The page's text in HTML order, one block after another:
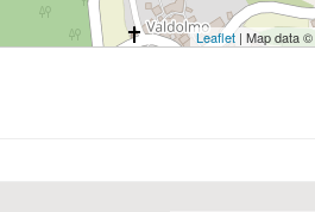
Leaflet | Map data ©